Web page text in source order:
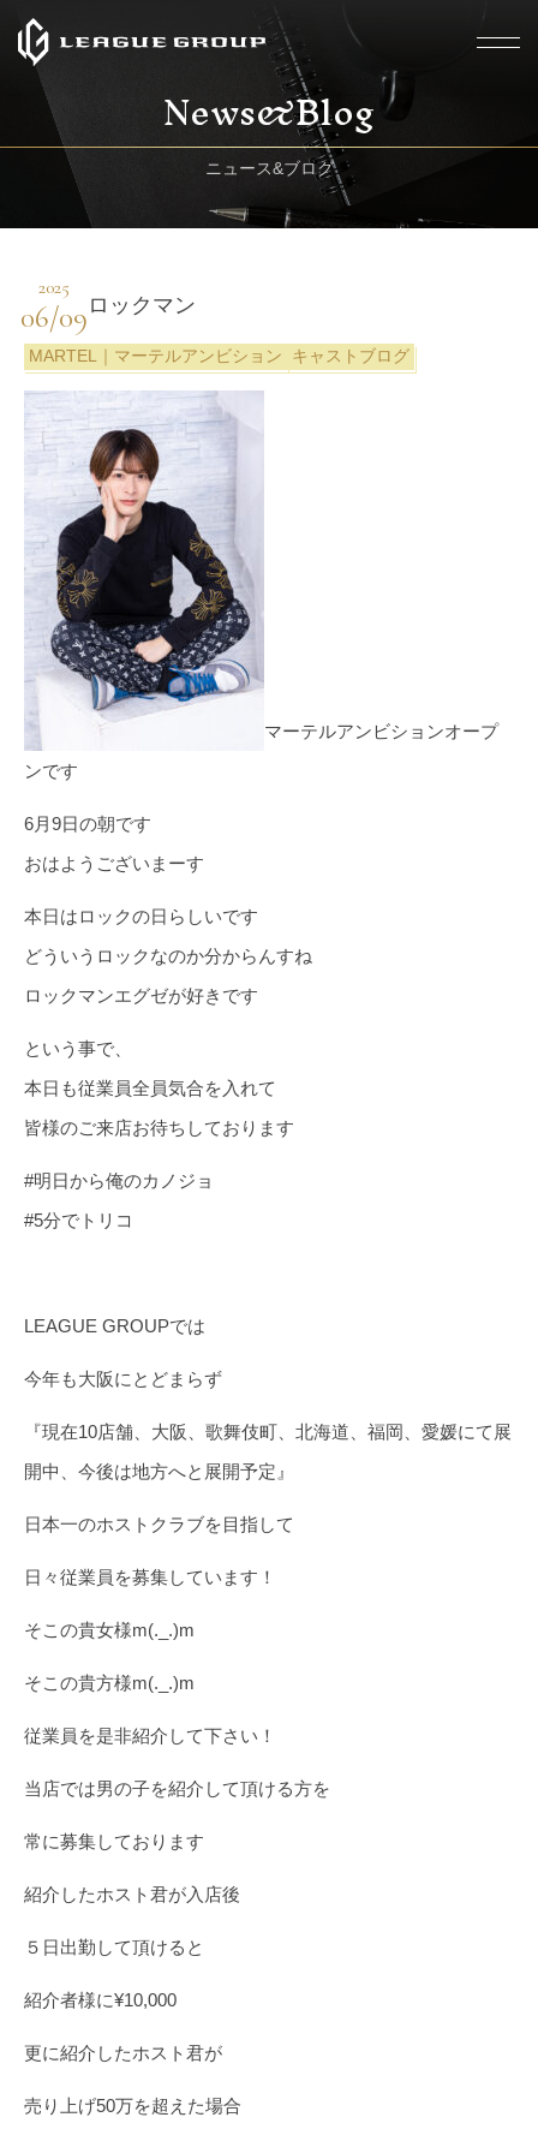
News&Blog
ニュース&ブログ
2025
06/09 ロックマン
MARTEL｜マーテルアンビション キャストブログ
マーテルアンビションオープ
ンです
6月9日の朝です
おはようございまーす
本日はロックの日らしいです
どういうロックなのか分からんすね
ロックマンエグゼが好きです
という事で、
本日も従業員全員気合を入れて
皆様のご来店お待ちしております
#明日から俺のカノジョ
#5分でトリコ
LEAGUE GROUPでは
今年も大阪にとどまらず
『現在10店舗、大阪、歌舞伎町、北海道、福岡、愛媛にて展
開中、今後は地方へと展開予定』
日本一のホストクラブを目指して
日々従業員を募集しています！
そこの貴女様m(._.)m
そこの貴方様m(._.)m
従業員を是非紹介して下さい！
当店では男の子を紹介して頂ける方を
常に募集しております
紹介したホスト君が入店後
５日出勤して頂けると
紹介者様に¥10,000
更に紹介したホスト君が
売り上げ50万を超えた場合